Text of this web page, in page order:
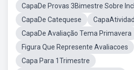
CapaDe Provas 3Bimestre Sobre
CapaDe Catequese
CapaDe Avaliação Tema Primavera
Figura Que Represente Avaliacoes
Capa Para 1Trimestre